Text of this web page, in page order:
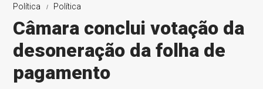
Política Política
Câmara conclui votação da
desoneração da folha de
pagamento